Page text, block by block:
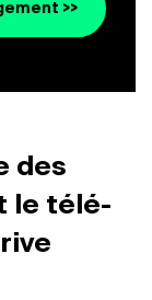
>>
des
le télé-